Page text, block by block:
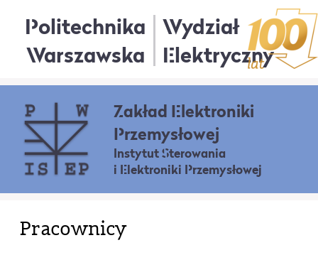
Politechnika
Warszawska
Wydział
Elektryczny
Zakład Elektroniki
Przemysłowej
Instytut Sterowania
i Elektroniki Przemysłowej
Pracownicy